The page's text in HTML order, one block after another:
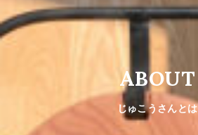
ABOUT
じゅこうさんとは